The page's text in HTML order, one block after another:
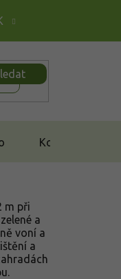
Kontakt
m při
a
voní a
a